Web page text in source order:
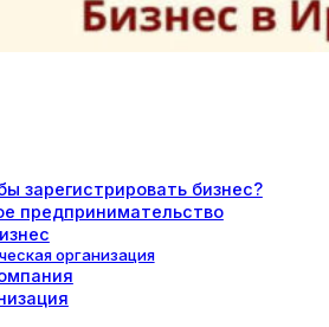
зарегистрировать бизнес?
предпринимательство
организация